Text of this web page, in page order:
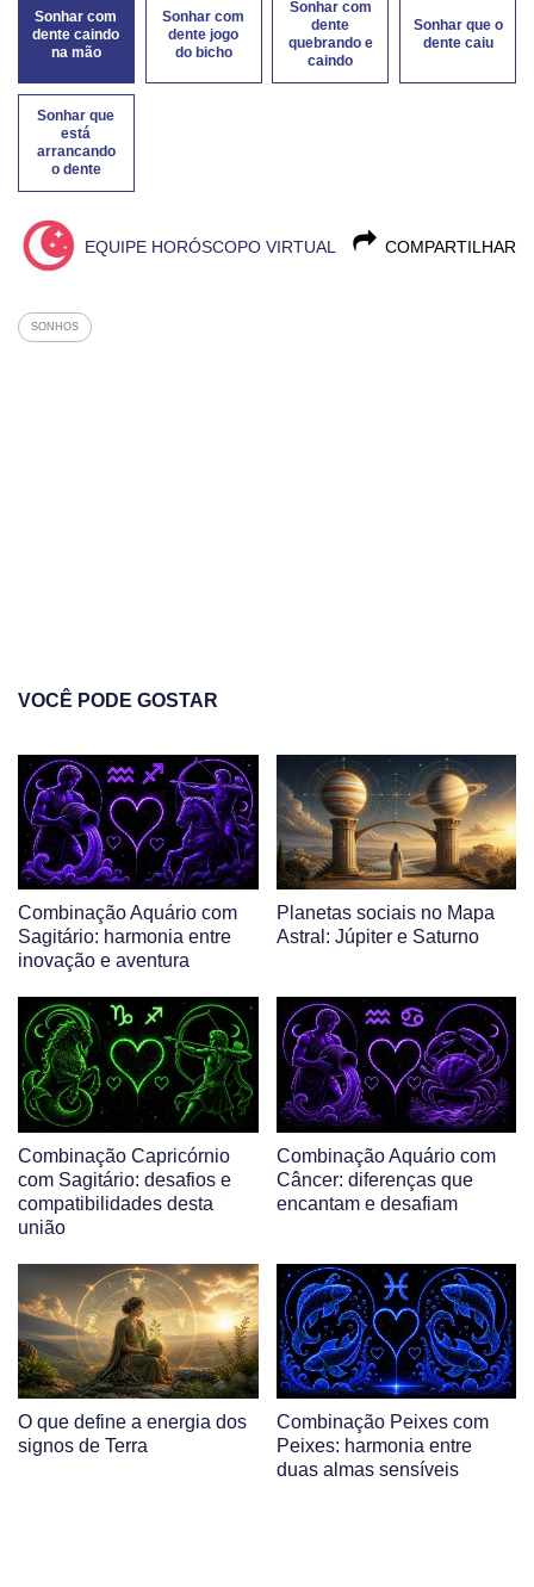
Sonhar com
dente caindo
na mão
Sonhar com
dente jogo
do bicho
Sonhar com
dente
quebrando e
caindo
Sonhar que o
dente caiu
Sonhar que
está
arrancando
o dente
COMPARTILHAR
EQUIPE HORÓSCOPO VIRTUAL
SONHOS
VOCÊ PODE GOSTAR
Combinação Aquário com
Sagitário: harmonia entre
inovação e aventura
Planetas sociais no Mapa
Astral: Júpiter e Saturno
Combinação Capricórnio
com Sagitário: desafios e
compatibilidades desta
união
Combinação Aquário com
Câncer: diferenças que
encantam e desafiam
O que define a energia dos
signos de Terra
Combinação Peixes com
Peixes: harmonia entre
duas almas sensíveis